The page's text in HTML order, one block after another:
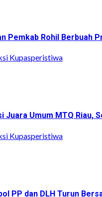
Pemkab Rohil Berbuah
Kupasperistiwa
Juara Umum MTQ Riau,
Kupasperistiwa
PP dan DLH Turun